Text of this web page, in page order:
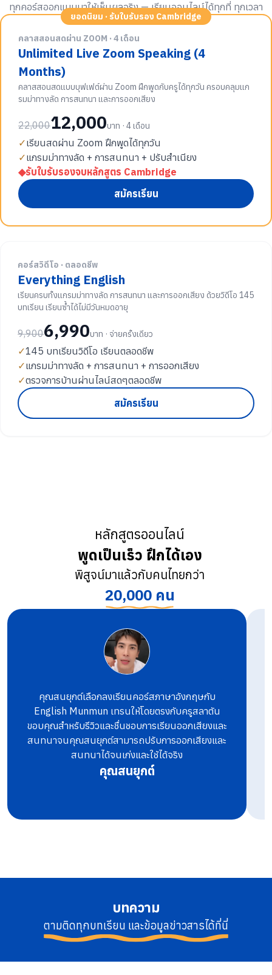
ทุกคอร์สออกแบบมาให้เห็นผลจริง — เรียนออนไลน์ได้ทุกที่ ทุกเวลา
ยอดนิยม · รับใบรับรอง Cambridge
คลาสสอนสดผ่าน ZOOM · 4 เดือน
Unlimited Live Zoom Speaking (4
Months)
คลาสสอนสดแบบบุฟเฟต์ผ่าน Zoom ฝึกพูดกับครูได้ทุกวัน ครอบคลุมแก
รมม่าทางลัด การสนทนา และการออกเสียง
22,00012,000บาท · 4 เดือน
✓เรียนสดผ่าน Zoom ฝึกพูดได้ทุกวัน
✓แกรมม่าทางลัด + การสนทนา + ปรับสำเนียง
◆รับใบรับรองจบหลักสูตร Cambridge
สมัครเรียน
คอร์สวิดีโอ · ตลอดชีพ
Everything English
เรียนครบทั้งแกรมม่าทางลัด การสนทนา และการออกเสียง ด้วยวิดีโอ 145
บทเรียน เรียนซ้ำได้ไม่มีวันหมดอายุ
9,9006,990บาท · จ่ายครั้งเดียว
✓145 บทเรียนวิดีโอ เรียนตลอดชีพ
✓แกรมม่าทางลัด + การสนทนา + การออกเสียง
✓ตรวจการบ้านผ่านไลน์สดๆตลอดชีพ
สมัครเรียน
หลักสูตรออนไลน์
พูดเป็นเร็ว ฝึกได้เอง
พิสูจน์มาแล้วกับคนไทยกว่า
20,000 คน
คุณสนยุกต์เลือกลงเรียนคอร์สภาษาอังกฤษกับ
English Munmun เทรนให้โดยตรงกับครูสลาตัน
ขอบคุณสำหรับรีวิวและชื่นชอบการเรียนออกเสียงและ
สนทนาจนคุณสนยุกต์สามารถปรับการออกเสียงและ
สนทนาได้จนเก่งและใช้ได้จริง
คุณสนยุกต์
บทความ
ตามติดทุกบทเรียน และข้อมูลข่าวสารได้ที่นี่